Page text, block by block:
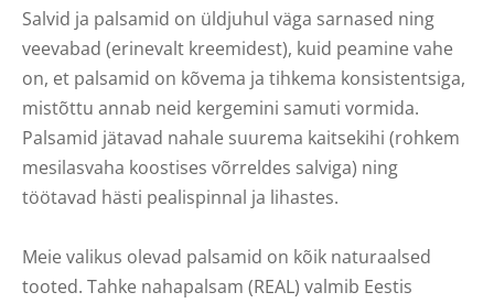
Salvid ja palsamid on üldjuhul väga sarnased ning
veevabad (erinevalt kreemidest), kuid peamine vahe
on, et palsamid on kõvema ja tihkema konsistentsiga,
mistõttu annab neid kergemini samuti vormida.
Palsamid jätavad nahale suurema kaitsekihi (rohkem
mesilasvaha koostises võrreldes salviga) ning
töötavad hästi pealispinnal ja lihastes.
Meie valikus olevad palsamid on kõik naturaalsed
tooted. Tahke nahapalsam (REAL) valmib Eestis